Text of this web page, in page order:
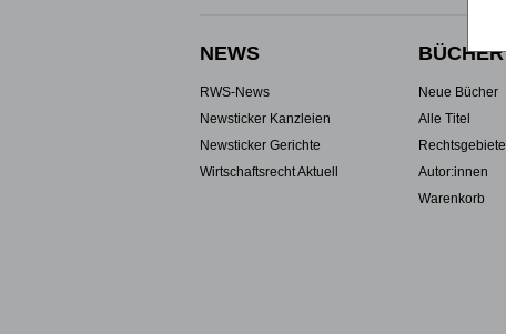
NEWS
RWS-News
Newsticker Kanzleien
Newsticker Gerichte
Wirtschaftsrecht Aktuell
BÜCHER
Neue Bücher
Alle Titel
Rechtsgebiete
Autor:innen
Warenkorb